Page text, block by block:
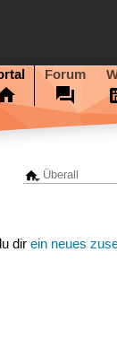
Forum
direin neues